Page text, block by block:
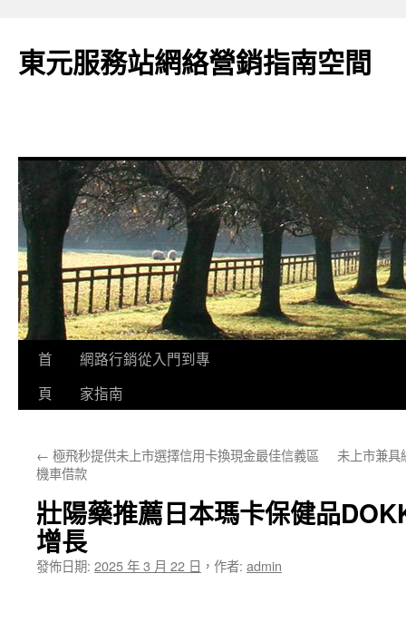
東元服務站網絡營銷指南空間
跳
要
容
首
頁
網路行銷從入門到專
家指南
← 極飛秒提供未上市選擇信用卡換現金最佳信義區
機車借款
未上市兼具
壯陽藥推薦日本瑪卡保健品
增長
發佈日期: 2025 年 3 月 22 日 ， 作者: admin